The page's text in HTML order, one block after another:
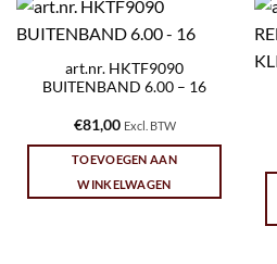
art.nr. HKTF9090
BUITENBAND 6.00 – 16
€81,00 Excl. BTW
TOEVOEGEN AAN
WINKELWAGEN